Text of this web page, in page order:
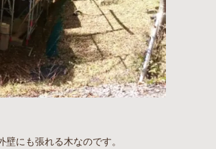
にも張れる木なのです。